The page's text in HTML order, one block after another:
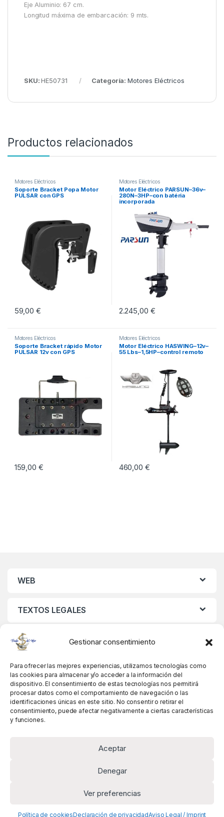
Gestionar consentimiento
Para ofrecer las mejores experiencias, utilizamos tecnologías como
las cookies para almacenar y/o acceder a la información del
dispositivo. El consentimiento de estas tecnologías nos permitirá
procesar datos como el comportamiento de navegación o las
identificaciones únicas en este sitio. No consentir o retirar el
consentimiento, puede afectar negativamente a ciertas características
y funciones.
Aceptar
Denegar
Ver preferencias
Política de cookiesDeclaración de privacidadAviso Legal / Imprint
Eje Aluminio: 67 cm.
Longitud máxima de embarcación: 9 mts.
SKU:HE50731 Categoría:Motores Eléctricos
Productos relacionados
Motores Eléctricos
Soporte Bracket Popa Motor
PULSAR con GPS
59,00 €
Motores Eléctricos
Motor Eléctrico PARSUN–36v–
280N–3HP–con batéria
incorporada
2.245,00 €
Motores Eléctricos
Soporte Bracket rápido Motor
PULSAR 12v con GPS
159,00 €
Motores Eléctricos
Motor Eléctrico HASWING–12v–
55 Lbs–1,5HP–control remoto
460,00 €
WEB
TEXTOS LEGALES
MIS DATOS
Alguna pregunta? Llámanos!
+34 981 845 358